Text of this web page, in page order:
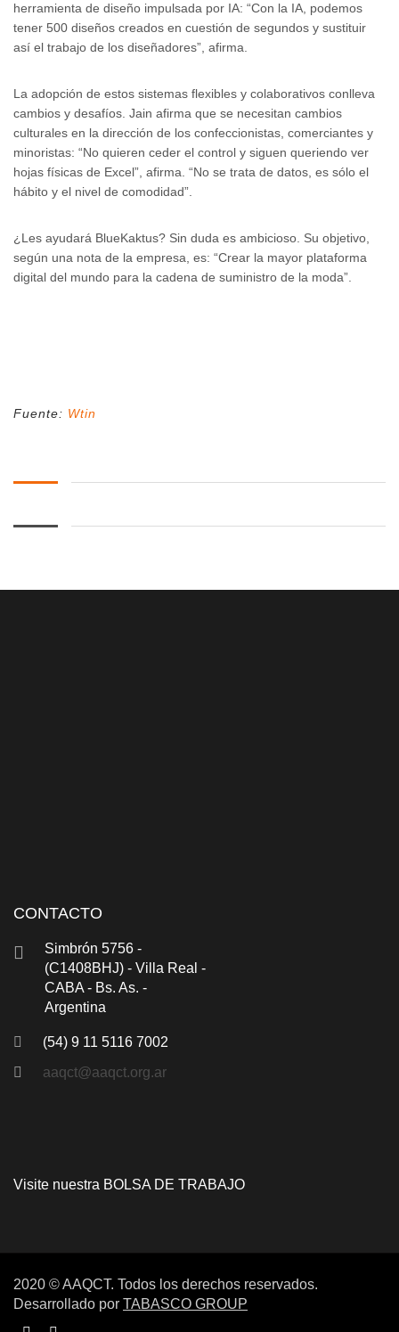
herramienta de diseño impulsada por IA: “Con la IA, podemos
tener 500 diseños creados en cuestión de segundos y sustituir
así el trabajo de los diseñadores”, afirma.
La adopción de estos sistemas flexibles y colaborativos conlleva
cambios y desafíos. Jain afirma que se necesitan cambios
culturales en la dirección de los confeccionistas, comerciantes y
minoristas: “No quieren ceder el control y siguen queriendo ver
hojas físicas de Excel”, afirma. “No se trata de datos, es sólo el
hábito y el nivel de comodidad”.
¿Les ayudará BlueKaktus? Sin duda es ambicioso. Su objetivo,
según una nota de la empresa, es: “Crear la mayor plataforma
digital del mundo para la cadena de suministro de la moda”.
Fuente: Wtin
CONTACTO
Simbrón 5756 -
(C1408BHJ) - Villa Real -
CABA - Bs. As. -
Argentina
(54) 9 11 5116 7002
aaqct@aaqct.org.ar
Visite nuestra BOLSA DE TRABAJO
2020 © AAQCT. Todos los derechos reservados.
Desarrollado por TABASCO GROUP